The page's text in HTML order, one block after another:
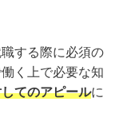
する際に必須の
く上で必要な知
てのアピールに